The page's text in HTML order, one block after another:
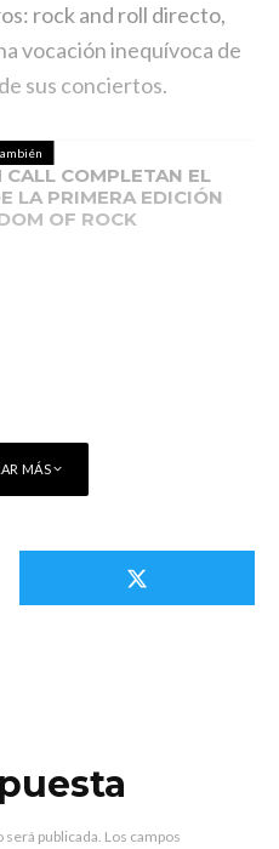
rock and roll directo,
vocación inequívoca de
sus conciertos.
CALL COMPLETAN EL
LA PRIMERA EDICIÓN
OF ROCK
MÁS
publicada. Los campos